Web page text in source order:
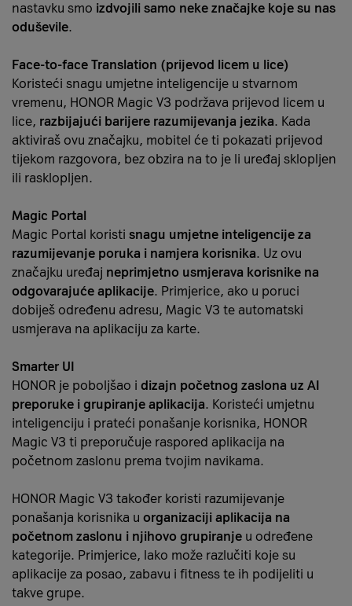
nastavku smo izdvojili samo neke značajke koje su nas
oduševile.
Face-to-face Translation (prijevod licem u lice)
Koristeći snagu umjetne inteligencije u stvarnom
vremenu, HONOR Magic V3 podržava prijevod licem u
lice, razbijajući barijere razumijevanja jezika. Kada
aktiviraš ovu značajku, mobitel će ti pokazati prijevod
tijekom razgovora, bez obzira na to je li uređaj sklopljen
ili rasklopljen.
Magic Portal
Magic Portal koristi snagu umjetne inteligencije za
razumijevanje poruka i namjera korisnika. Uz ovu
značajku uređaj neprimjetno usmjerava korisnike na
odgovarajuće aplikacije. Primjerice, ako u poruci
dobiješ određenu adresu, Magic V3 te automatski
usmjerava na aplikaciju za karte.
Smarter UI
HONOR je poboljšao i dizajn početnog zaslona uz AI
preporuke i grupiranje aplikacija. Koristeći umjetnu
inteligenciju i prateći ponašanje korisnika, HONOR
Magic V3 ti preporučuje raspored aplikacija na
početnom zaslonu prema tvojim navikama.
HONOR Magic V3 također koristi razumijevanje
ponašanja korisnika u organizaciji aplikacija na
početnom zaslonu i njihovo grupiranje u određene
kategorije. Primjerice, lako može razlučiti koje su
aplikacije za posao, zabavu i fitness te ih podijeliti u
takve grupe.